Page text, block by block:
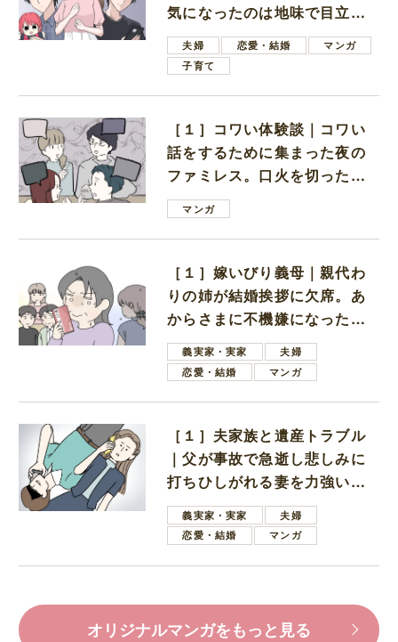
気になったのは地味で目立た
ない男子学生
夫婦 恋愛・結婚
マンガ
子育て
［１］コワい体験談｜コワい
話をするために集まった夜の
ファミレス。口火を切ったの
は電車好きの男の子ママ
マンガ
［１］嫁いびり義母｜親代わ
りの姉が結婚挨拶に欠席。あ
からさまに不機嫌になった義
母義実家・実家
夫婦
恋愛・結婚
マンガ
［１］夫家族と遺産トラブル
｜父が事故で急逝し悲しみに
打ちひしがれる妻を力強い言
葉で励ます夫
義実家・実家
夫婦
恋愛・結婚
マンガ
オリジナルマンガをもっと見る